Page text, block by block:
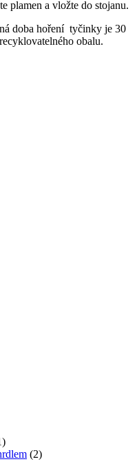
plamen a vložte do stojanu.
doba hoření tyčinky je 30
obalu.
(2)